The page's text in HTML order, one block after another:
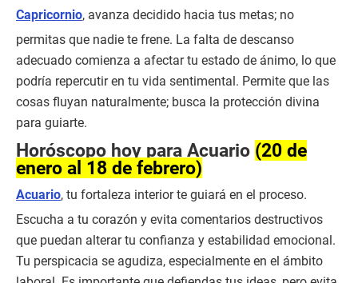
Capricornio, avanza decidido hacia tus metas; no
permitas que nadie te frene. La falta de descanso
adecuado comienza a afectar tu estado de ánimo, lo que
podría repercutir en tu vida sentimental. Permite que las
cosas fluyan naturalmente; busca la protección divina
para guiarte.
Horóscopo hoy para Acuario (20 de
enero al 18 de febrero)
Acuario, tu fortaleza interior te guiará en el proceso.
Escucha a tu corazón y evita comentarios destructivos
que puedan alterar tu confianza y estabilidad emocional.
Tu perspicacia se agudiza, especialmente en el ámbito